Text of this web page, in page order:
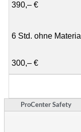
390,– €
6 Std. ohne Material
300,– €
ProCenter Safety